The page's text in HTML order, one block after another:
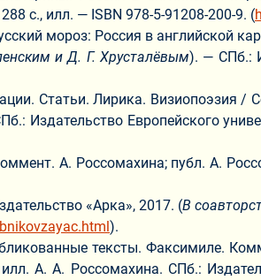
с., илл. — ISBN 978-5-91208-200-9. (
мороз: Россия в английской
и Д. Г. Хрусталёвым). — СПб.:
Статьи. Лирика. Визиопоэзия /
Издательство Европейского
А. Россомахина; публ. А.
«Арка», 2017. (В
).
тексты. Факсимиле.
А. А. Россомахина. СПб.: